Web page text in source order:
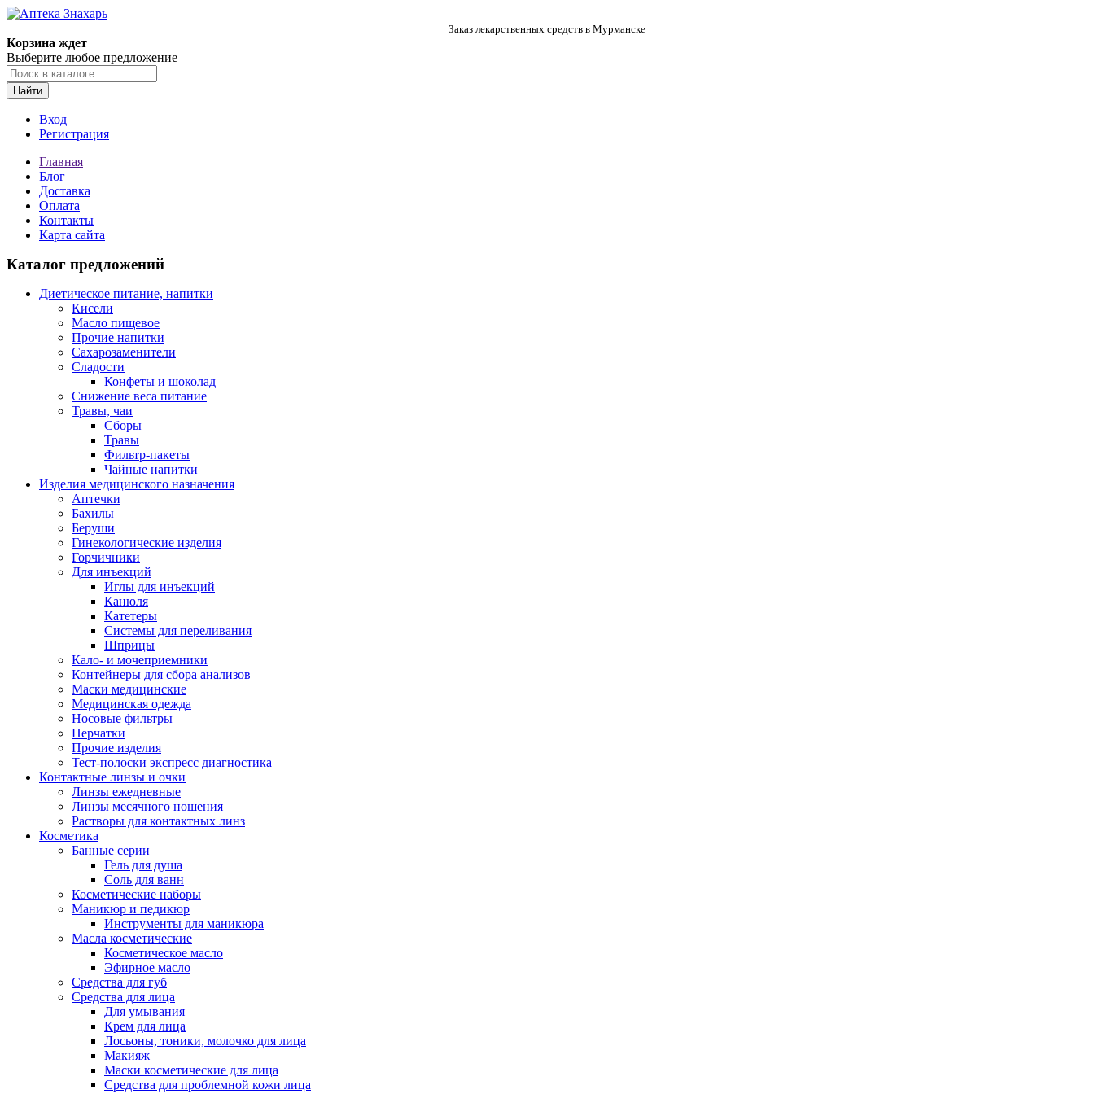
Заказ лекарственных средств в Мурманске
Корзина ждет
Выберите любое предложение
Найти
Вход
Регистрация
Главная
Блог
Доставка
Оплата
Контакты
Карта сайта
Каталог предложений
Диетическое питание, напитки
Кисели
Масло пищевое
Прочие напитки
Сахарозаменители
Сладости
Конфеты и шоколад
Снижение веса питание
Травы, чаи
Сборы
Травы
Фильтр-пакеты
Чайные напитки
Изделия медицинского назначения
Аптечки
Бахилы
Беруши
Гинекологические изделия
Горчичники
Для инъекций
Иглы для инъекций
Канюля
Катетеры
Системы для переливания
Шприцы
Кало- и мочеприемники
Контейнеры для сбора анализов
Маски медицинские
Медицинская одежда
Носовые фильтры
Перчатки
Прочие изделия
Тест-полоски экспресс диагностика
Контактные линзы и очки
Линзы ежедневные
Линзы месячного ношения
Растворы для контактных линз
Косметика
Банные серии
Гель для душа
Соль для ванн
Косметические наборы
Маникюр и педикюр
Инструменты для маникюра
Масла косметические
Косметическое масло
Эфирное масло
Средства для губ
Средства для лица
Для умывания
Крем для лица
Лосьоны, тоники, молочко для лица
Макияж
Маски косметические для лица
Средства для проблемной кожи лица